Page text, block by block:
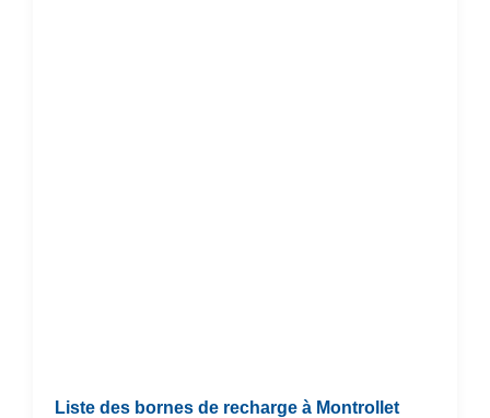
Liste des bornes de recharge à Montrollet